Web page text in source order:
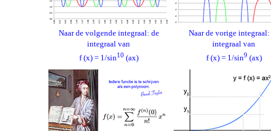
Naar de volgende integraal: de
integraal van
f (x) = 1/sin10 (ax)
Naar de vorige integraal:
integraal van
f (x) = 1/sin9 (ax)